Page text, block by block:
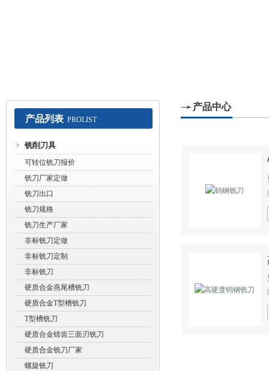
常州赛默工具有限公司
产品列表 PROLIST
铣削刀具
可转位铣刀报价
铣刀厂家定做
铣刀出口
铣刀规格
铣刀生产厂家
非标铣刀定做
非标铣刀定制
非标铣刀
硬质合金燕尾槽铣刀
硬质合金T型槽铣刀
T型槽铣刀
硬质合金错齿三面刃铣刀
硬质合金铣刀厂家
螺旋铣刀
产品中心